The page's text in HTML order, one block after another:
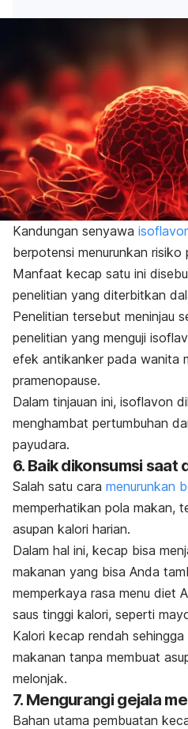
Kandungan senyawa
berpotensi menurunkan risiko
Manfaat kecap satu ini
penelitian yang diterbitkan
Penelitian tersebut meninjau
penelitian yang menguji
efek antikanker pada wanita
pramenopause.
Dalam tinjauan ini, isoflavon
menghambat pertumbuhan
payudara.
6. Baik dikonsumsi saat
Salah satu cara menurunkan
memperhatikan pola makan,
asupan kalori harian.
Dalam hal ini, kecap bisa
makanan yang bisa Anda
memperkaya rasa menu diet
saus tinggi kalori, seperti
Kalori kecap rendah
makanan tanpa membuat
melonjak.
7. Mengurangi gejala
Bahan utama pembuatan